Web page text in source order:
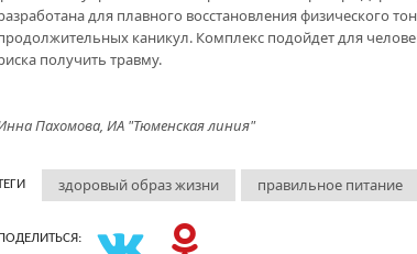
для плавного восстановления физического
каникул. Комплекс подойдет для
получить травму.
Пахомова, ИА "Тюменская линия"
здоровый образ жизни правильное питание